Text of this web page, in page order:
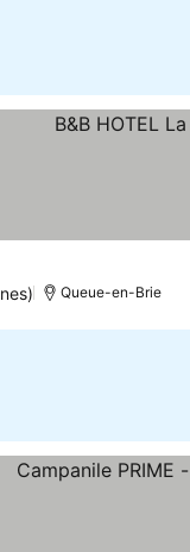
Queue-en-Brie